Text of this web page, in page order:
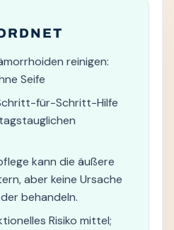
reinigen:
Seife
für-Schritt-Hilfe
kann die äußere
aber keine Ursache
behandeln.
Risiko mittel;